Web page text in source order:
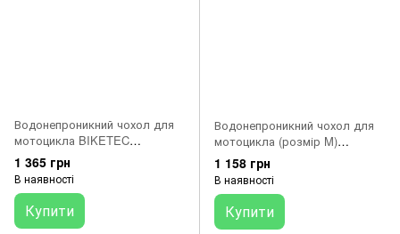
Водонепроникний чохол для
мотоцикла BIKETEC
AQUATEC колір ЧОРНИЙ /
СІРИЙ розмір XL
1 365 грн
В наявності
Купити
Водонепроникний чохол для
мотоцикла (розмір M)
BIKETEC AQUATEC колір
чорний/сiрий
1 158 грн
В наявності
Купити